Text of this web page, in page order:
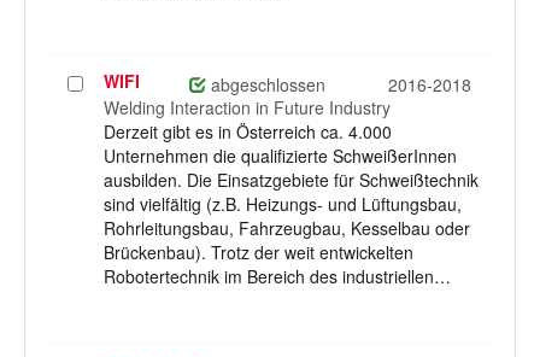
Projekt
auswählen
WIFI abgeschlossen
2016-2018
Welding Interaction in Future Industry
Derzeit gibt es in Österreich ca. 4.000
Unternehmen die qualifizierte SchweißerInnen
ausbilden. Die Einsatzgebiete für Schweißtechnik
sind vielfältig (z.B. Heizungs- und Lüftungsbau,
Rohrleitungsbau, Fahrzeugbau, Kesselbau oder
Brückenbau). Trotz der weit entwickelten
Robotertechnik im Bereich des industriellen…